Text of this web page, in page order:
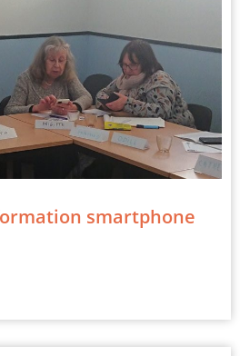
smartphone